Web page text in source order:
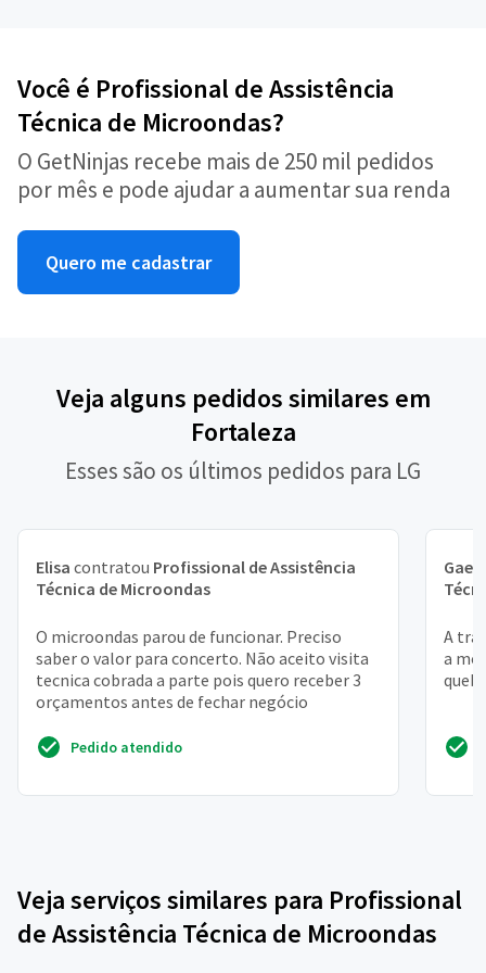
Você é Profissional de Assistência
Técnica de Microondas?
O GetNinjas recebe mais de 250 mil pedidos
por mês e pode ajudar a aumentar sua renda
Quero me cadastrar
Veja alguns pedidos similares em
Fortaleza
Esses são os últimos pedidos para LG
Elisa contratou Profissional de Assistência
Técnica de Microondas
O microondas parou de funcionar. Preciso
saber o valor para concerto. Não aceito visita
tecnica cobrada a parte pois quero receber 3
orçamentos antes de fechar negócio
Pedido atendido
Gael
A
a
Veja serviços similares para Profissional
de Assistência Técnica de Microondas